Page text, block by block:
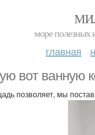
море полезных
главная
вот ванную
позволяет, мы